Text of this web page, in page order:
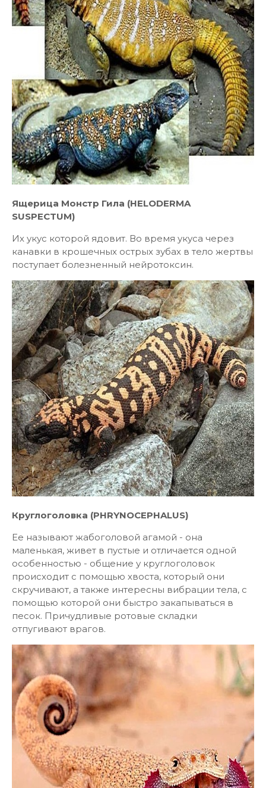
Ящерица Монстр Гила (HELODERMA
SUSPECTUM)
Их укус которой ядовит. Во время укуса через
канавки в крошечных острых зубах в тело жертвы
поступает болезненный нейротоксин.
Круглоголовка (PHRYNOCEPHALUS)
Ее называют жабоголовой агамой - она
маленькая, живет в пустые и отличается одной
особенностью - общение у круглоголовок
происходит с помощью хвоста, который они
скручивают, а также интересны вибрации тела, с
помощью которой они быстро закапываться в
песок. Причудливые ротовые складки
отпугивают врагов.